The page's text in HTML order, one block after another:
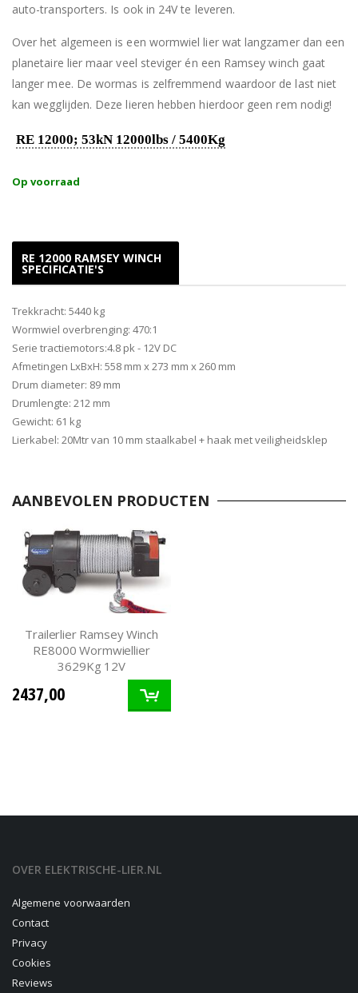
auto-transporters. Is ook in 24V te leveren.
Over het algemeen is een wormwiel lier wat langzamer dan een
planetaire lier maar veel steviger én een Ramsey winch gaat
langer mee. De wormas is zelfremmend waardoor de last niet
kan wegglijden. Deze lieren hebben hierdoor geen rem nodig!
RE 12000; 53kN 12000lbs / 5400Kg
Op voorraad
RE 12000 RAMSEY WINCH
SPECIFICATIE'S
Trekkracht: 5440 kg
Wormwiel overbrenging: 470:1
Serie tractiemotors:4.8 pk - 12V DC
Afmetingen LxBxH: 558 mm x 273 mm x 260 mm
Drum diameter: 89 mm
Drumlengte: 212 mm
Gewicht: 61 kg
Lierkabel: 20Mtr van 10 mm staalkabel + haak met veiligheidsklep
AANBEVOLEN PRODUCTEN
Trailerlier Ramsey Winch
RE8000 Wormwiellier
3629Kg 12V
2437,00
OVER ELEKTRISCHE-LIER.NL
Algemene voorwaarden
Contact
Privacy
Cookies
Reviews